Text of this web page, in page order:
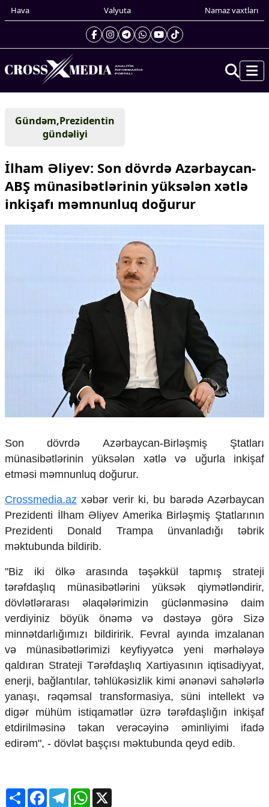
Hava Valyuta Namaz vaxtları
Gündəm
Dünya
Xarici xəbərlər
Cənubi Qafqaz
Türk Dünyası
Yaxın Şərq
Avropa
Amerika
Multimedia
Podcast
Humanitar
Elm və təhsil
Mədəniyyət
Diaspor
Yüksəliş hekayəsi
Mədəniyyətimizin Zəfəri
Səhiyyə
Ailə və uşaq
Turizm
İqtisadiyyat
İqtisadi xəbərlər
Energetika
Neft-qaz
Əmək və sosial siyasət
Kənd təsərrüfatı
Hərbi sənaye
Telekommunikasiya və nəqliyyat
COP29
Siyasət
Gündəm,Prezidentin
gündəliyi
İlham Əliyev: Son dövrdə Azərbaycan-
ABŞ münasibətlərinin yüksələn xətlə
inkişafı məmnunluq doğurur
Son dövrdə Azərbaycan-Birləşmiş Ştatları
münasibətlərinin yüksələn xətlə və uğurla inkişaf
etməsi məmnunluq doğurur.
Crossmedia.az xəbər verir ki, bu barədə Azərbaycan
Prezidenti İlham Əliyev Amerika Birləşmiş Ştatlarının
Prezidenti Donald Trampa ünvanladığı təbrik
məktubunda bildirib.
"Biz iki ölkə arasında təşəkkül tapmış strateji
tərəfdaşlıq münasibətlərini yüksək qiymətləndirir,
dövlətlərarası əlaqələrimizin güclənməsinə daim
verdiyiniz böyük önəmə və dəstəyə görə Sizə
minnətdarlığımızı bildiririk. Fevral ayında imzalanan
və münasibətlərimizi keyfiyyətcə yeni mərhələyə
qaldıran Strateji Tərəfdaşlıq Xartiyasının iqtisadiyyat,
enerji, bağlantılar, təhlükəsizlik kimi ənənəvi sahələrlə
yanaşı, rəqəmsal transformasiya, süni intellekt və
digər mühüm istiqamətlər üzrə tərəfdaşlığın inkişaf
etdirilməsinə təkan verəcəyinə əminliyimi ifadə
edirəm", - dövlət başçısı məktubunda qeyd edib.
ShareFacebookTelegramWhatsApp